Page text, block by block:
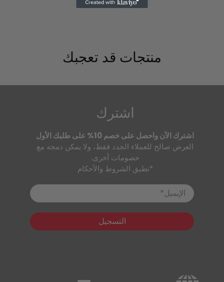
منتجات قد تعجبك
اشترك
اشترك الآن واحصل على خصم 10% على طلبك الأول
العرض صالح للعملاء الجدد فقط، ولا يمكن دمجه مع
خصومات أخرى.
*تطبق الشروط والأحكام
الإيميل
التسجيل